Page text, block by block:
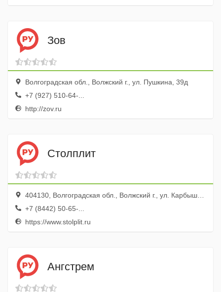
Зов
Волгоградская обл., Волжский г., ул. Пушкина, 39д
+7 (927) 510-64-...
http://zov.ru
Столплит
404130, Волгоградская обл., Волжский г., ул. Карбышева, 47а, ТК Простор
+7 (8442) 50-65-...
https://www.stolplit.ru
Ангстрем